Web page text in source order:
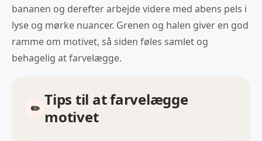
bananen og derefter arbejde videre med abens pels i
lyse og mørke nuancer. Grenen og halen giver en god
ramme om motivet, så siden føles samlet og
behagelig at farvelægge.
Tips til at farvelægge
motivet